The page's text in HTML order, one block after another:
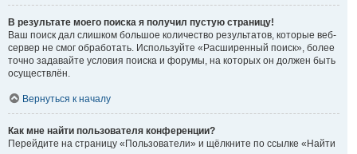
В результате моего поиска я получил пустую страницу!
Ваш поиск дал слишком большое количество результатов, которые веб-
сервер не смог обработать. Используйте «Расширенный поиск», более
точно задавайте условия поиска и форумы, на которых он должен быть
осуществлён.
Вернуться к началу
Как мне найти пользователя конференции?
Перейдите на страницу «Пользователи» и щёлкните по ссылке «Найти